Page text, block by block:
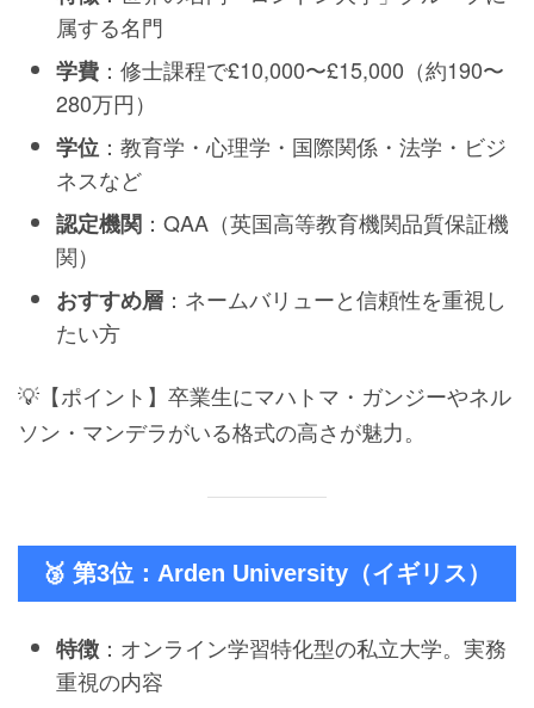
属する名門
学費 ：修士課程で£10,000〜£15,000（約190〜
280万円）
学位 ：教育学・心理学・国際関係・法学・ビジ
ネスなど
認定機関 ：QAA（英国高等教育機関品質保証機
関）
おすすめ層 ：ネームバリューと信頼性を重視し
たい方
💡【ポイント】卒業生にマハトマ・ガンジーやネル
ソン・マンデラがいる格式の高さが魅力。
🥉 第3位：Arden University（イギリス）
特徴 ：オンライン学習特化型の私立大学。実務
重視の内容